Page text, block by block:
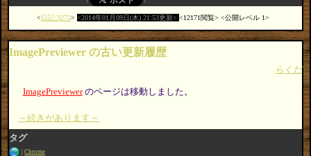
日記:3273 2014年01月09日(木) 21:53更新 12171閲覧 公開レベル 1
ImagePreviewer の古い更新履歴
らくだ
ImagePreviewerのページは移動しました。
～続きがあります～
タグ
Chrome